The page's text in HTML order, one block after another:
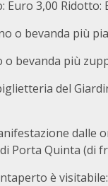
3,00 Ridotto:
o bevanda più
o bevanda più
del
dalle
Porta Quinta (di
è visitabile: